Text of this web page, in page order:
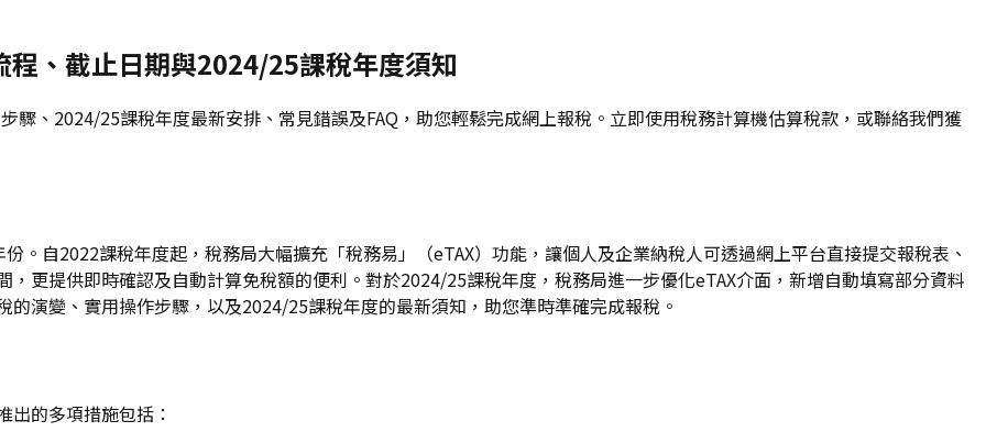
、截止日期與2024/25課稅年度須知
驟、2024/25課稅年度最新安排、常見錯誤及FAQ，助您輕鬆完成網上報稅。立即使用稅務計算機估算稅款，或聯絡我們獲
。自2022課稅年度起，稅務局大幅擴充「稅務易」（eTAX）功能，讓個人及企業納稅人可透過網上平台直接提交報稅表、
更提供即時確認及自動計算免稅額的便利。對於2024/25課稅年度，稅務局進一步優化eTAX介面，新增自動填寫部分資料
演變、實用操作步驟，以及2024/25課稅年度的最新須知，助您準時準確完成報稅。
的多項措施包括：